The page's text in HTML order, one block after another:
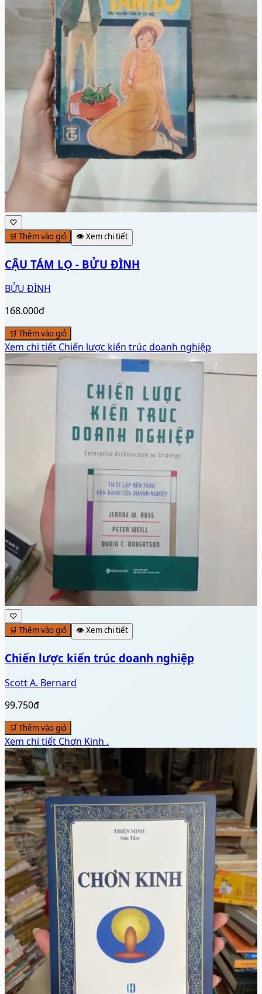
Bến Xe -Thương Thái Vi
Thương Thái Vi
🛒 Thêm vào giỏ
Xem chi tiết CẬU TÁM LỌ - BỬU ĐÌNH
🛒 Thêm vào giỏ
CẬU TÁM LỌ - BỬU ĐÌNH
BỬU ĐÌNH
168.000đ
🛒 Thêm vào giỏ
Xem chi tiết Chiến lược kiến trúc doanh nghiệp
♡
🛒 Thêm vào giỏ
Chiến lược kiến trúc doanh nghiệp
Scott A. Bernard
99.750đ
🛒 Thêm vào giỏ
Xem chi tiết Chơn Kinh .